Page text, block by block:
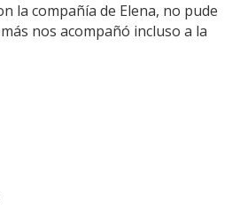
la compañía de Elena, no pude
nos acompañó incluso a la